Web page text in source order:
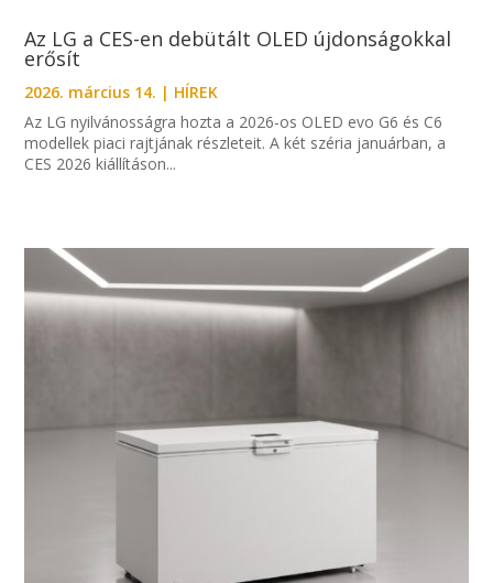
Az LG a CES-en debütált OLED újdonságokkal
erősít
2026. március 14. | HÍREK
Az LG nyilvánosságra hozta a 2026-os OLED evo G6 és C6
modellek piaci rajtjának részleteit. A két széria januárban, a
CES 2026 kiállításon...